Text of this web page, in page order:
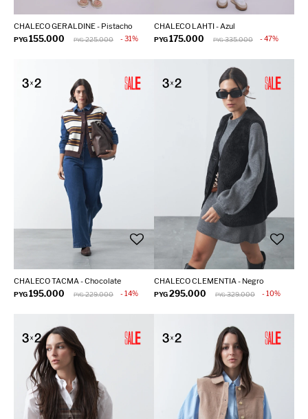
CHALECO GERALDINE - Pistacho
PYG155.000 PYG 225.000 31
CHALECO LAHTI - Azul
PYG175.000 PYG 335.000 47
CHALECO TACMA - Chocolate
PYG195.000 PYG 229.000 14
CHALECO CLEMENTIA - Negro
PYG295.000 PYG 329.000 10